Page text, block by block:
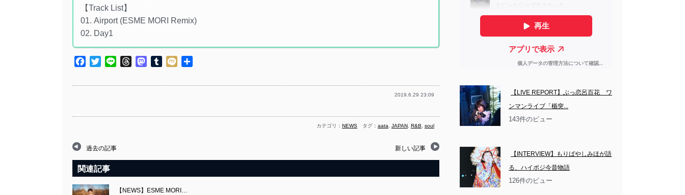
【Track List】
01. Airport (ESME MORI Remix)
02. Day1
Facebook
TwitterLine ThreadsMastodon
TumblrMixi
2019.6.29 23:09
カテゴリ： NEWS タグ： aata JAPAN R&B soul
過去の記事 新しい記事
関連記事
【NEWS】ESME MORI…
【LIVE REPORT】ぶっ恋呂百花　ワ
ンマンライブ「楯突...
143件のビュー
【INTERVIEW】もりばやしみほが語
る、ハイポジ今昔物語
126件のビュー